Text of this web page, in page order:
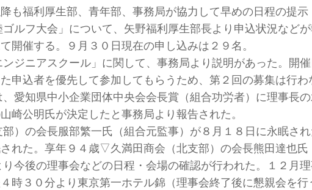
も福利厚生部、青年部、事務局が協力して早めの日程の提
ルフ大会」について、矢野福利厚生部長より申込状況など
開催する。９月３０日現在の申し込みは２９名。
ジニアスクール」に関して、事務局より説明があった。開
申込者を優先して参加してもらうため、第２回の募集は行わ
愛知県中小企業団体中央会会長賞（組合功労者）に理事長
崎公明氏が決定したと事務局より報告された。
）の会長服部繁一氏（組合元監事）が８月１８日に永眠さ
れた。享年９４歳▽久満田商会（北支部）の会長熊田達也氏
今後の理事会などの日程・会場の確認が行われた。１２
時３０分より東京第一ホテル錦（理事会終了後に懇親会